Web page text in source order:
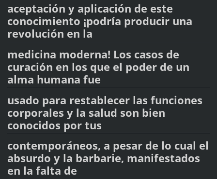
aceptación y aplicación de este
conocimiento ¡podría producir una
revolución en la
medicina moderna! Los casos de
curación en los que el poder de un
alma humana fue
usado para restablecer las funciones
corporales y la salud son bien
conocidos por tus
contemporáneos, a pesar de lo cual el
absurdo y la barbarie, manifestados
en la falta de